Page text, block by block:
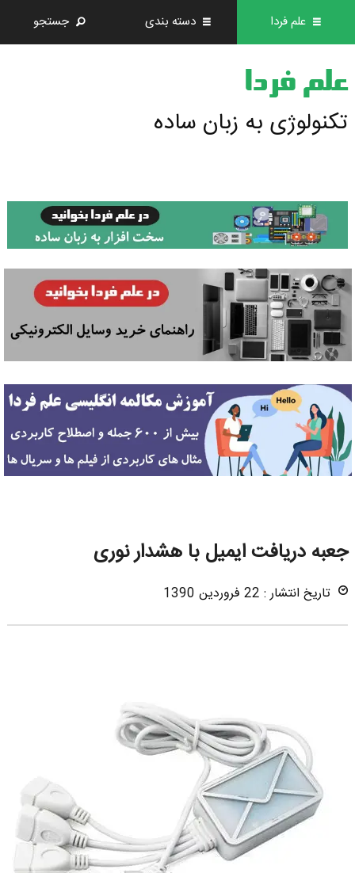
علم فردا دسته بندی جستجو
علم فردا
تکنولوژی به زبان ساده
جعبه دریافت ایمیل با هشدار نوری
تاریخ انتشار : 22 فروردین 1390